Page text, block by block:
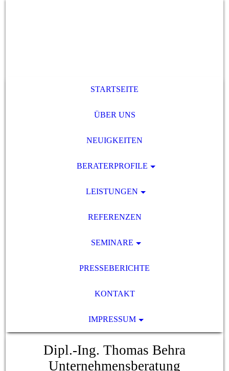
STARTSEITE
ÜBER UNS
NEUIGKEITEN
BERATERPROFILE
LEISTUNGEN
REFERENZEN
SEMINARE
PRESSEBERICHTE
KONTAKT
IMPRESSUM
Dipl.-Ing. Thomas Behra
Unternehmensberatung